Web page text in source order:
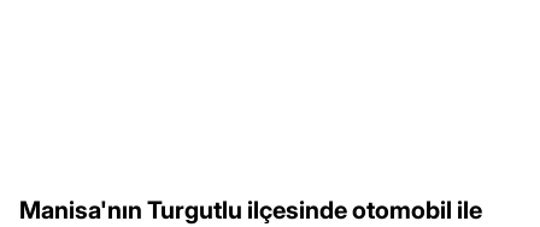
Manisa'nın Turgutlu ilçesinde otomobil ile